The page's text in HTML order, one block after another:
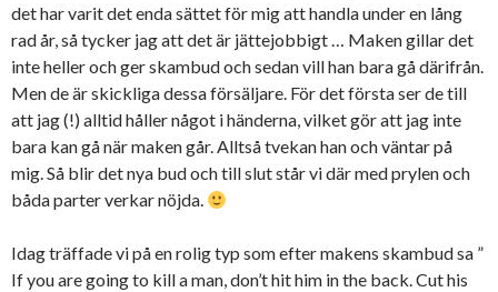
det har varit det enda sättet för mig att handla under en lång
rad år, så tycker jag att det är jättejobbigt … Maken gillar det
inte heller och ger skambud och sedan vill han bara gå därifrån.
Men de är skickliga dessa försäljare. För det första ser de till
att jag (!) alltid håller något i händerna, vilket gör att jag inte
bara kan gå när maken går. Alltså tvekan han och väntar på
mig. Så blir det nya bud och till slut står vi där med prylen och
båda parter verkar nöjda.
Idag träffade vi på en rolig typ som efter makens skambud sa ”
If you are going to kill a man, don’t hit him in the back. Cut his